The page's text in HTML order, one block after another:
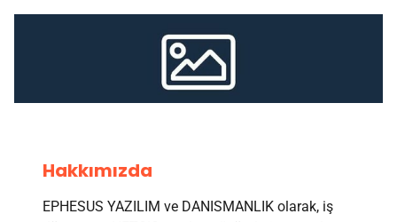
Hakkımızda
EPHESUS YAZILIM ve DANISMANLIK olarak, iş